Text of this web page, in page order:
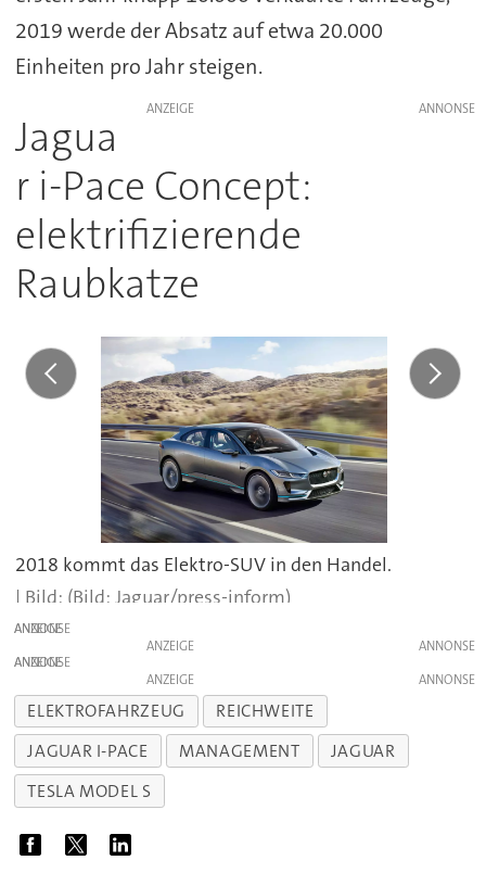
2019 werde der Absatz auf etwa 20.000
Einheiten pro Jahr steigen.
ANZEIGE
Jagua
r i-Pace Concept:
elektrifizierende
Raubkatze
2018 kommt das Elektro-SUV in den Handel.
(Bild: Jaguar/press-inform)
ANZEIGE
ANZEIGE
ANZEIGE
ANZEIGE
ELEKTROFAHRZEUG
REICHWEITE
JAGUAR I-PACE
MANAGEMENT
JAGUAR
TESLA MODEL S